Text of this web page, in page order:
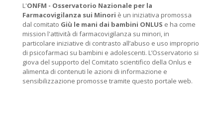
L'ONFM - Osservatorio Nazionale per la
Farmacovigilanza sui Minori è un iniziativa promossa
dal comitato Giù le mani dai bambini ONLUS e ha come
mission l'attività di farmacovigilanza su minori, in
particolare iniziative di contrasto all’abuso e uso improprio
di psicofarmaci su bambini e adolescenti. L’Osservatorio si
giova del supporto del Comitato scientifico della Onlus e
alimenta di contenuti le azioni di informazione e
sensibilizzazione promosse tramite questo portale web.